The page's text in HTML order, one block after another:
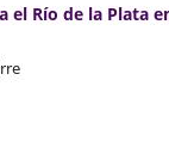
el Río de la Plata